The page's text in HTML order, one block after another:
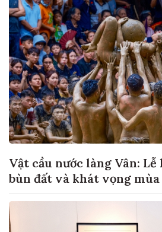
Vật cầu nước làng Vân: Lễ
bùn đất và khát vọng